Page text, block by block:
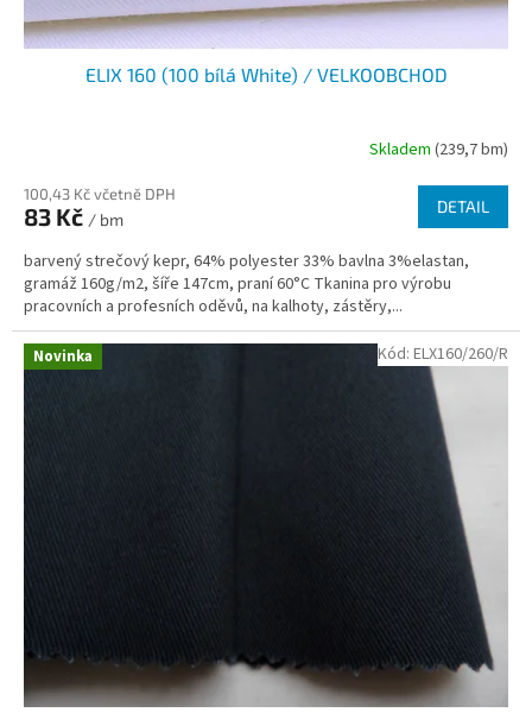
ELIX 160 (100 bílá White) / VELKOOBCHOD
Skladem (239,7 bm)
100,43 Kč včetně DPH
83 Kč / bm
DETAIL
barvený strečový kepr, 64% polyester 33% bavlna 3%elastan,
gramáž 160g/m2, šíře 147cm, praní 60°C Tkanina pro výrobu
pracovních a profesních oděvů, na kalhoty, zástěry,...
Novinka Kód: ELX160/260/R